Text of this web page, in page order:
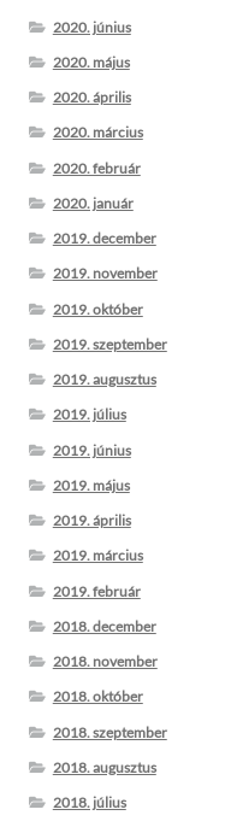
2020. június
2020. május
2020. április
2020. március
2020. február
2020. január
2019. december
2019. november
2019. október
2019. szeptember
2019. augusztus
2019. július
2019. június
2019. május
2019. április
2019. március
2019. február
2018. december
2018. november
2018. október
2018. szeptember
2018. augusztus
2018. július